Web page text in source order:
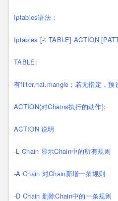
Iptables语法：
Iptables [-t TABLE] ACTION
TABLE:
有filter,nat,mangle；若无指定，预
ACTION(对Chains执行的动作):
ACTION 说明
-L Chain 显示Chain中的所有规则
-A Chain 对Chain新增一条规则
-D Chain 删除Chain中的一条规则